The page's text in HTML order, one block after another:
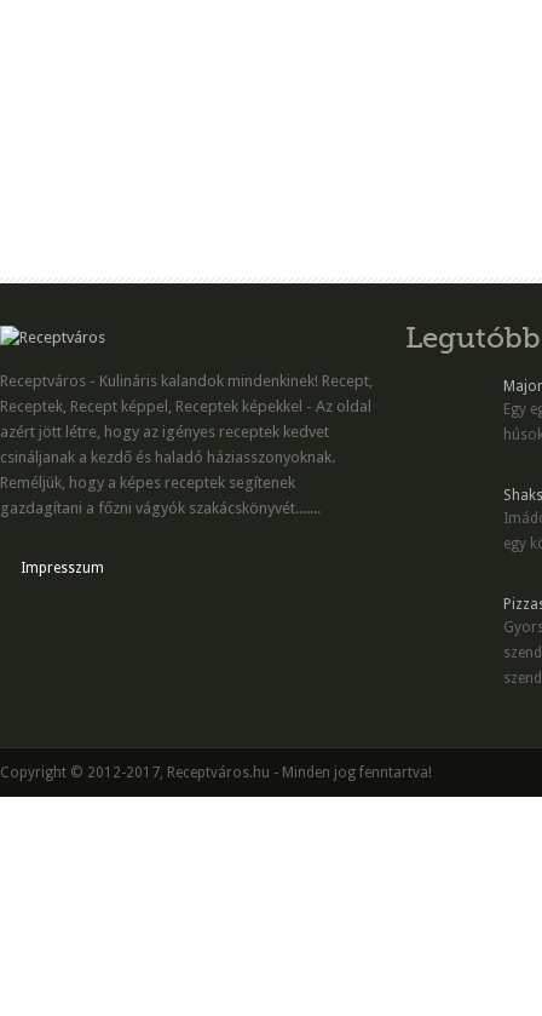
Receptváros - Kulináris kalandok mindenkinek! Recept,
Receptek, Recept képpel, Receptek képekkel - Az oldal
azért jött létre, hogy az igényes receptek kedvet
csináljanak a kezdő és haladó háziasszonyoknak.
Reméljük, hogy a képes receptek segítenek
gazdagítani a főzni vágyók szakácskönyvét.......
Impresszum
Egy
egy
Copyright © 2012-2017, Receptváros.hu - Minden jog fenntartva!